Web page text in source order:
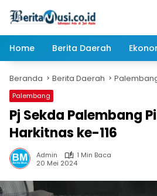
Home
Berita Daerah
Beranda Berita Daerah
Palembang
Pj Sekda Palembang
Harkitnas ke-116
Admin
1 Min Baca
20 Mei 2024